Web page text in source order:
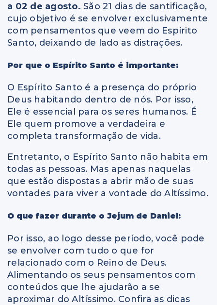
a 02 de agosto. São 21 dias de santificação,
cujo objetivo é se envolver exclusivamente
com pensamentos que veem do Espírito
Santo, deixando de lado as distrações.
Por que o Espírito Santo é importante:
O Espírito Santo é a presença do próprio
Deus habitando dentro de nós. Por isso,
Ele é essencial para os seres humanos. É
Ele quem promove a verdadeira e
completa transformação de vida.
Entretanto, o Espírito Santo não habita em
todas as pessoas. Mas apenas naquelas
que estão dispostas a abrir mão de suas
vontades para viver a vontade do Altíssimo.
O que fazer durante o Jejum de Daniel:
Por isso, ao logo desse período, você pode
se envolver com tudo o que for
relacionado com o Reino de Deus.
Alimentando os seus pensamentos com
conteúdos que lhe ajudarão a se
aproximar do Altíssimo. Confira as dicas